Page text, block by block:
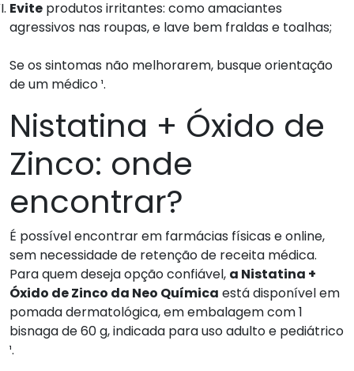
Evite produtos irritantes: como amaciantes
agressivos nas roupas, e lave bem fraldas e toalhas;
Se os sintomas não melhorarem, busque orientação
de um médico ¹.
Nistatina + Óxido de
Zinco: onde
encontrar?
É possível encontrar em farmácias físicas e online,
sem necessidade de retenção de receita médica.
Para quem deseja opção confiável, a Nistatina +
Óxido de Zinco da Neo Química está disponível em
pomada dermatológica, em embalagem com 1
bisnaga de 60 g, indicada para uso adulto e pediátrico
¹.